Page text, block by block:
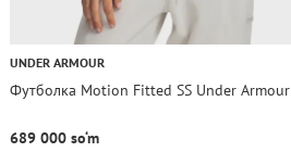
UNDER ARMOUR
Футболка Motion Fitted SS Under Armour
689 000 so‘m